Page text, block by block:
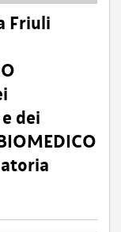
Friuli
dei